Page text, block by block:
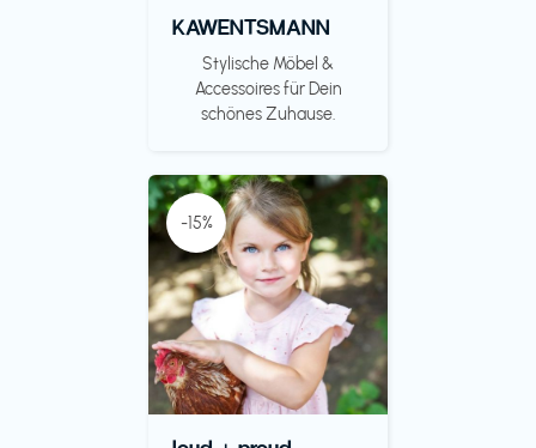
KAWENTSMANN
Stylische Möbel &
Accessoires für Dein
schönes Zuhause.
-15%